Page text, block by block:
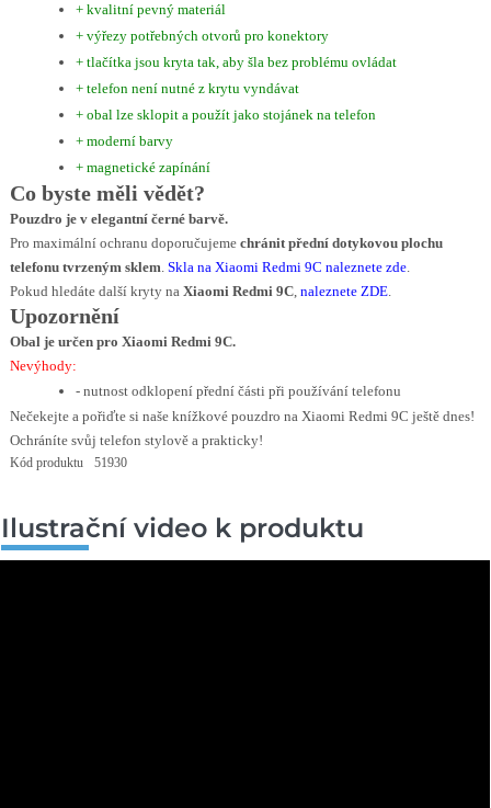
+ kvalitní pevný materiál
+ výřezy potřebných otvorů pro konektory
+ tlačítka jsou kryta tak, aby šla bez problému ovládat
+ telefon není nutné z krytu vyndávat
+ obal lze sklopit a použít jako stojánek na telefon
+ moderní barvy
+ magnetické zapínání
Co byste měli vědět?
Pouzdro je v elegantní černé barvě.
Pro maximální ochranu doporučujeme chránit přední dotykovou plochu
telefonu tvrzeným sklem. Skla na Xiaomi Redmi 9C naleznete zde.
Pokud hledáte další kryty na Xiaomi Redmi 9C, naleznete ZDE.
Upozornění
Obal je určen pro Xiaomi Redmi 9C.
Nevýhody:
- nutnost odklopení přední části při používání telefonu
Nečekejte a pořiďte si naše knížkové pouzdro na Xiaomi Redmi 9C ještě dnes!
Ochráníte svůj telefon stylově a prakticky!
Kód produktu 51930
Ilustrační video k produktu